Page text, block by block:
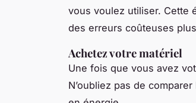
vous voulez utiliser. Cette
des erreurs coûteuses
Achetez votre matériel
Une fois que vous avez
N’oubliez pas de